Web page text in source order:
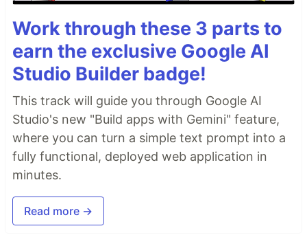
Work through these 3 parts to
earn the exclusive Google AI
Studio Builder badge!
This track will guide you through Google AI
Studio's new "Build apps with Gemini" feature,
where you can turn a simple text prompt into a
fully functional, deployed web application in
minutes.
Read more →